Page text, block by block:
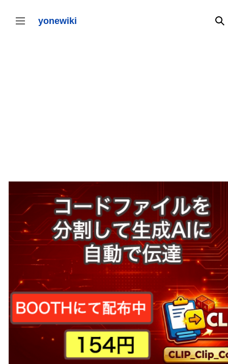
テ
サイドバーの切り替え yonewiki 検